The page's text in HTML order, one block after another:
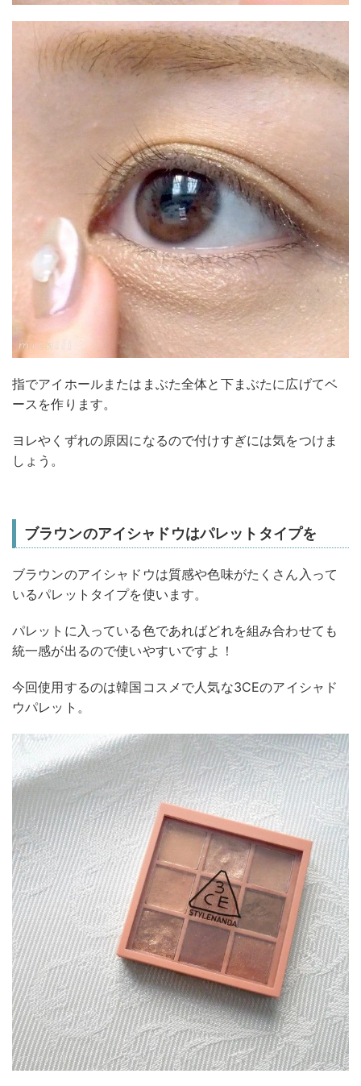
指でアイホールまたはまぶた全体と下まぶたに広げてベ
ースを作ります。
ヨレやくずれの原因になるので付けすぎには気をつけま
しょう。
ブラウンのアイシャドウはパレットタイプを
ブラウンのアイシャドウは質感や色味がたくさん入って
いるパレットタイプを使います。
パレットに入っている色であればどれを組み合わせても
統一感が出るので使いやすいですよ！
今回使用するのは韓国コスメで人気な3CEのアイシャド
ウパレット。